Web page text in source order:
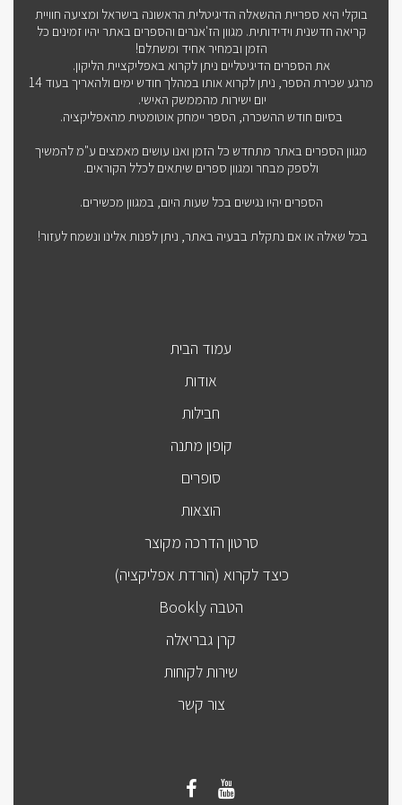
בוקלי היא ספריית ההשאלה הדיגיטלית הראשונה בישראל ומציעה חוויית
קריאה חדשנית וידידותית. מגוון הז'אנרים והספרים באתר יהיו זמינים כל
הזמן ובמחיר אחיד ומשתלם!
את הספרים הדיגיטליים ניתן לקרוא באפליקציית הליקון.
מרגע שכירת הספר, ניתן לקרוא אותו במהלך חודש ימים ולהאריך בעוד 14
יום ישירות מהממשק האישי.
בסיום חודש ההשכרה, הספר יימחק אוטומטית מהאפליקציה.
מגוון הספרים באתר מתחדש כל הזמן ואנו עושים מאמצים ע"מ להמשיך
ולספק מבחר ומגוון ספרים שיתאים לכלל הקוראים.
הספרים יהיו נגישים בכל שעות היום, במגוון מכשירים.
בכל שאלה או אם נתקלת בבעיה באתר, ניתן לפנות אלינו ונשמח לעזור!
עמוד הבית
אודות
חבילות
קופון מתנה
סופרים
הוצאות
סרטון הדרכה מקוצר
כיצד לקרוא (הורדת אפליקציה)
הטבה Bookly
קרן גבריאלה
שירות לקוחות
צור קשר